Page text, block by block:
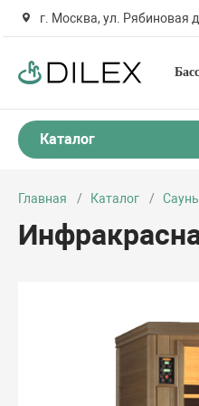
г. Москва, ул. Рябиновая
Каталог
Главная Каталог